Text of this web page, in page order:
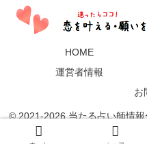
HOME
運営者情報
お
© 2021-2026 当たる占い師情